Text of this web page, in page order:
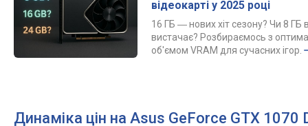
відеокарті у 2025 році
16 ГБ ― нових хіт сезону? Чи 8 ГБ
вистачає? Розбираємось з
об'ємом VRAM для сучасних ігор.
Динаміка цін на Asus GeForce GTX 1070